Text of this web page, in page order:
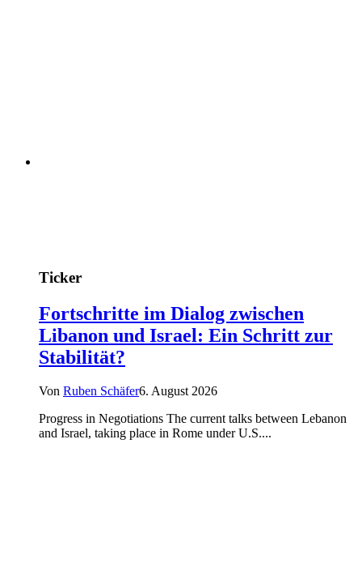
Ticker
Fortschritte im Dialog zwischen
Libanon und Israel: Ein Schritt zur
Stabilität?
Von Ruben Schäfer6. August 2026
Progress in Negotiations The current talks between Lebanon
and Israel, taking place in Rome under U.S....